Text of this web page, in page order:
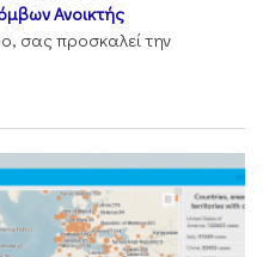
Ανοικτής
σας προσκαλεί την